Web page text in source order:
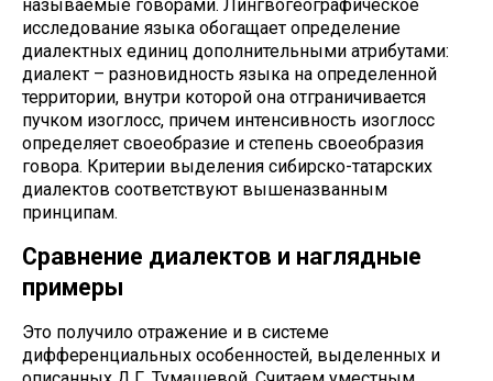
называемые говорами. Лингвогеографическое
исследование языка обогащает определение
диалектных единиц дополнительными атрибутами:
диалект – разновидность языка на определенной
территории, внутри которой она отграничивается
пучком изоглосс, причем интенсивность изоглосс
определяет своеобразие и степень своеобразия
говора. Критерии выделения сибирско-татарских
диалектов соответствуют вышеназванным
принципам.
Сравнение диалектов и наглядные
примеры
Это получило отражение и в системе
дифференциальных особенностей, выделенных и